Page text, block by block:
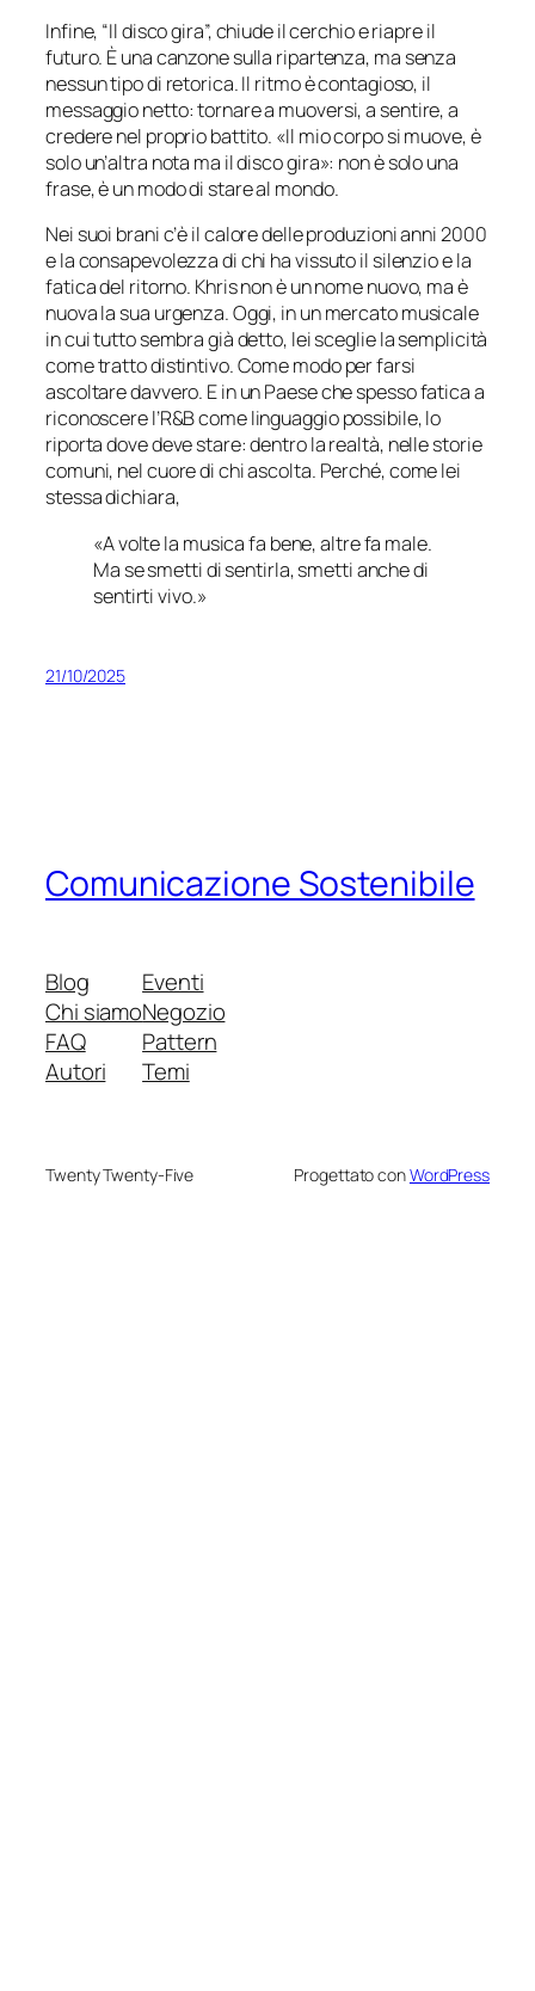
Infine, “Il disco gira”, chiude il cerchio e riapre il
futuro. È una canzone sulla ripartenza, ma senza
nessun tipo di retorica. Il ritmo è contagioso, il
messaggio netto: tornare a muoversi, a sentire, a
credere nel proprio battito. «Il mio corpo si muove, è
solo un’altra nota ma il disco gira»: non è solo una
frase, è un modo di stare al mondo.
Nei suoi brani c’è il calore delle produzioni anni 2000
e la consapevolezza di chi ha vissuto il silenzio e la
fatica del ritorno. Khris non è un nome nuovo, ma è
nuova la sua urgenza. Oggi, in un mercato musicale
in cui tutto sembra già detto, lei sceglie la semplicità
come tratto distintivo. Come modo per farsi
ascoltare davvero. E in un Paese che spesso fatica a
riconoscere l’R&B come linguaggio possibile, lo
riporta dove deve stare: dentro la realtà, nelle storie
comuni, nel cuore di chi ascolta. Perché, come lei
stessa dichiara,
«A volte la musica fa bene, altre fa male.
Ma se smetti di sentirla, smetti anche di
sentirti vivo.»
21/10/2025
Comunicazione Sostenibile
Blog
Chi siamo
FAQ
Autori
Eventi
Negozio
Pattern
Temi
Twenty Twenty-Five Progettato conWordPress